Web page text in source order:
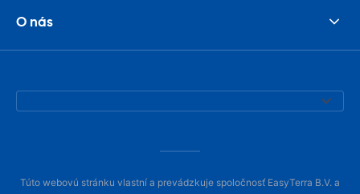
O nás
Túto webovú stránku vlastní a prevádzkuje spoločnosť EasyTerra B.V. a